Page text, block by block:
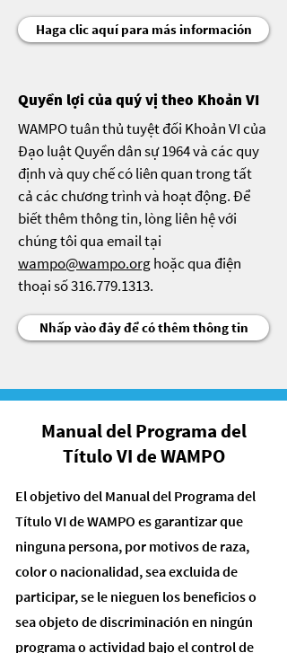
Haga clic aquí para más información
Quyền lợi của quý vị theo Khoản VI
WAMPO tuân thủ tuyệt đối Khoản VI của
Đạo luật Quyền dân sự 1964 và các quy
định và quy chế có liên quan trong tất
cả các chương trình và hoạt động. Để
biết thêm thông tin, lòng liên hệ với
chúng tôi qua email tại
wampo@wampo.orghoặc qua điện
thoại số316.779.1313.
Nhấp vào đây để có thêm thông tin
Manual del Programa del
Título VI de WAMPO
El objetivo del Manual del Programa del
Título VI de WAMPO es garantizar que
ninguna persona, por motivos de raza,
color o nacionalidad, sea excluida de
participar, se le nieguen los beneficios o
sea objeto de discriminación en ningún
programa o actividad bajo el control de